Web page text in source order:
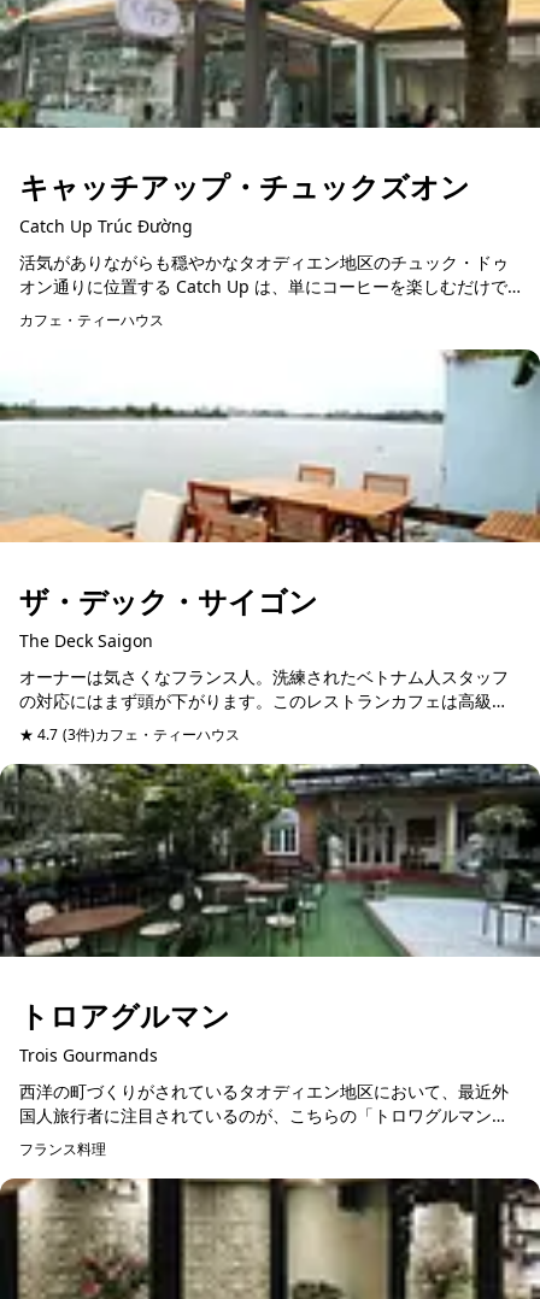
キャッチアップ・チュックズオン
Catch Up Trúc Đường
活気がありながらも穏やかなタオディエン地区のチュック・ドゥ
オン通りに位置する Catch Up は、単にコーヒーを楽しむだけで
なく、理想的な交流の空間を提供する場所です。その名の通り、
このカフェ...
カフェ・ティーハウス
ザ・デック・サイゴン
The Deck Saigon
オーナーは気さくなフランス人。洗練されたベトナム人スタッフ
の対応にはまず頭が下がります。このレストランカフェは高級と
いう形容詞よりも、「上品」という言葉がしっくりきます。サイ
ゴン川のほとりに並ん...
★ 4.7 (3件)カフェ・ティーハウス
トロアグルマン
Trois Gourmands
西洋の町づくりがされているタオディエン地区において、最近外
国人旅行者に注目されているのが、こちらの「トロワグルマン」
と呼ばれるフランス料理店。プール付きの白亜のヴィラは入口に
足を踏み入れた瞬間か...
フランス料理